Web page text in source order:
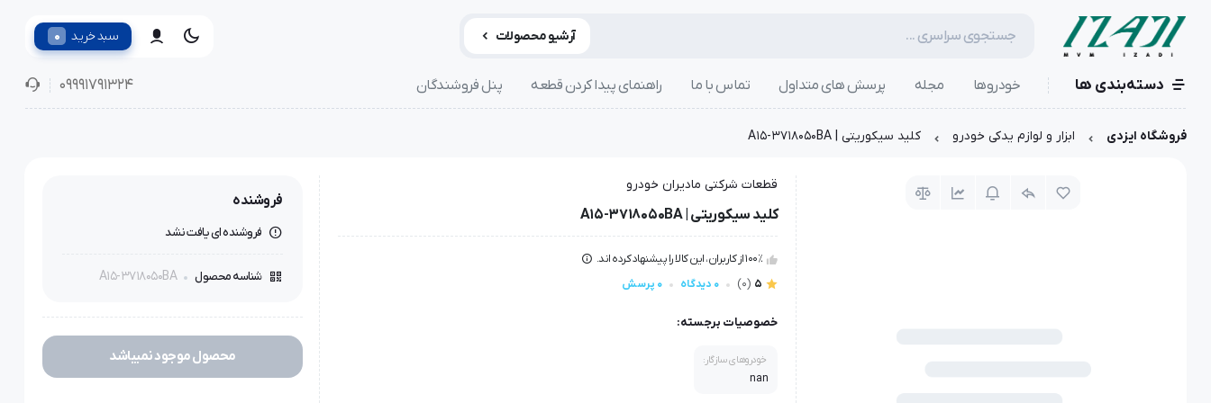
آرشیو محصولات سبد خرید 0
دسته‌بندی ها خودروها مجله پرسش های متداول تماس با ما راهنمای پیدا کردن قطعه پنل فروشندگان 09991791324
فروشگاه ایزدی ابزار و لوازم یدکی خودرو کلید سیکوریتی | A15-3718050BA
قطعات شرکتی مادیران خودرو
کلید سیکوریتی | A15-3718050BA
100٪ از کاربران، این کالا را پیشنهاد کرده اند.
5
(0) 0 دیدگاه 0 پرسش
خصوصیات برجسته:
خودروهای سازگار:
nan
فروشنده
فروشنده ای یافت نشد
شناسه محصول A15-3718050BA
محصول موجود نمیباشد